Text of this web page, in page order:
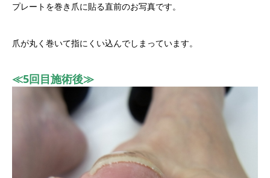
プレートを巻き爪に貼る直前のお写真です。
爪が丸く巻いて指にくい込んでしまっています。
≪5回目施術後≫